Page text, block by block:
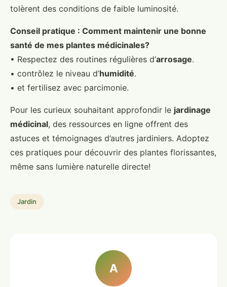
tolèrent des conditions de faible luminosité.
Conseil pratique : Comment maintenir une bonne
santé de mes plantes médicinales?
• Respectez des routines régulières d’arrosage.
• contrôlez le niveau d’humidité.
• et fertilisez avec parcimonie.
Pour les curieux souhaitant approfondir le jardinage
médicinal, des ressources en ligne offrent des
astuces et témoignages d’autres jardiniers. Adoptez
ces pratiques pour découvrir des plantes florissantes,
même sans lumière naturelle directe!
Jardin
A